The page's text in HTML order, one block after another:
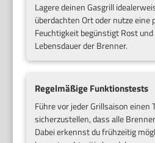
Lagere deinen Gasgrill
überdachten Ort oder nutze eine
Feuchtigkeit begünstigt Rost
Lebensdauer der Brenner.
Regelmäßige Funktionstests
Führe vor jeder Grillsaison einen
sicherzustellen, dass alle
Dabei erkennst du frühzeitig